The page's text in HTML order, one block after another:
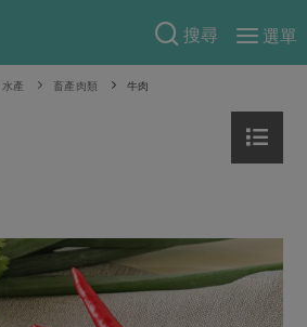
搜尋
選單
產 畜產肉類 牛肉